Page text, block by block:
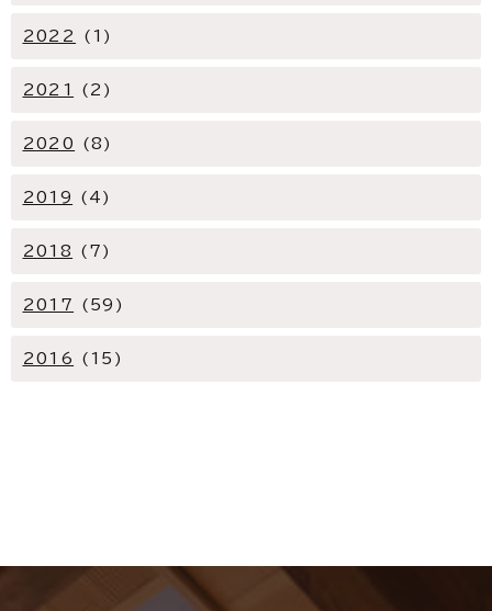
2022 (1)
2021 (2)
2020 (8)
2019 (4)
2018 (7)
2017 (59)
2016 (15)